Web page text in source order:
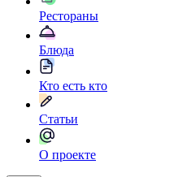
Рестораны
Блюда
Кто есть кто
Статьи
О проекте